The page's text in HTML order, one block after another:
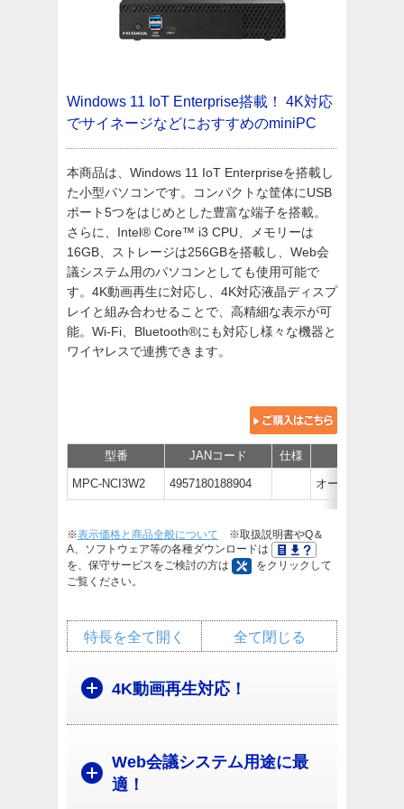
Windows 11 IoT Enterprise搭載！
4K対応
でサイネージなどにおすすめのminiPC
本商品は、Windows 11 IoT Enterpriseを搭載し
た小型パソコンです。コンパクトな筐体にUSB
ポート5つをはじめとした豊富な端子を搭載。
さらに、Intel® Core™ i3 CPU、メモリーは
16GB、ストレージは256GBを搭載し、Web会
議システム用のパソコンとしても使用可能で
す。4K動画再生に対応し、4K対応液晶ディスプ
レイと組み合わせることで、高精細な表示が可
能。Wi-Fi、Bluetooth®にも対応し様々な機器と
ワイヤレスで連携できます。
型番 JANコード 仕様
MPC-NCI3W2 4957180188904 オープン価格
※表示価格と商品全般について ※取扱説明書やQ＆
A、ソフトウェア等の各種ダウンロードは
を、保守サービスをご検討の方は
をクリックして
ご覧ください。
全て閉じる
特長を全て開く
4K動画再生対応！
Web会議システム用途に最
適！